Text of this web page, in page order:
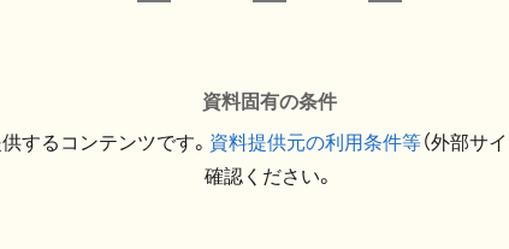
資料固有の条件
するコンテンツです。 資料提供元の利用条件等（外部サ
確認ください。